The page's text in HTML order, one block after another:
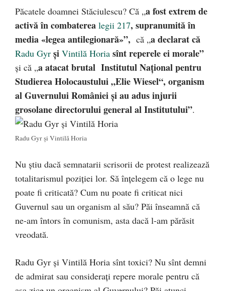
Păcatele doamnei Stăciulescu? Că „a fost extrem de
activă în combaterea legii 217, supranumită în
media «legea antilegionară»”, că „a declarat că
Radu Gyr și Vintilă Horia sînt reperele ei morale”
și că „a atacat brutal Institutul Naţional pentru
Studierea Holocaustului „Elie Wiesel“, organism
al Guvernului României şi au adus injurii
grosolane directorului general al Institutului”.
Radu Gyr și Vintilă Horia
Nu știu dacă semnatarii scrisorii de protest realizează
totalitarismul poziției lor. Să înțelegem că o lege nu
poate fi criticată? Cum nu poate fi criticat nici
Guvernul sau un organism al său? Păi înseamnă că
ne-am întors în comunism, asta dacă l-am părăsit
vreodată.
Radu Gyr și Vintilă Horia sînt toxici? Nu sînt demni
de admirat sau considerați repere morale pentru că